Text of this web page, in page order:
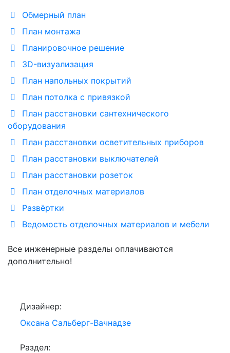
Обмерный план
План монтажа
Планировочное решение
3D-визуализация
План напольных покрытий
План потолка с привязкой
План расстановки сантехнического
оборудования
План расстановки осветительных приборов
План расстановки выключателей
План расстановки розеток
План отделочных материалов
Развёртки
Ведомость отделочных материалов и мебели
Все инженерные разделы оплачиваются
дополнительно!
Дизайнер:
Оксана Сальберг-Вачнадзе
Раздел: